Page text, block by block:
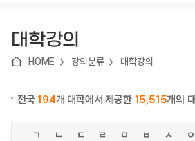
대학강의
HOME 강의분류 대학강의
전국194개 대학에서 제공한 15,515개의
ㄱ ㄴ ㄷ ㄹ ㅁ ㅂ ㅅ ㅇ